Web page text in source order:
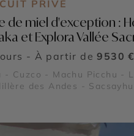
PRIVÉ
de miel d'exception :
et Explora Vallée
- À partir de9530 €
- Cuzco - Machu Picchu -
des Andes -